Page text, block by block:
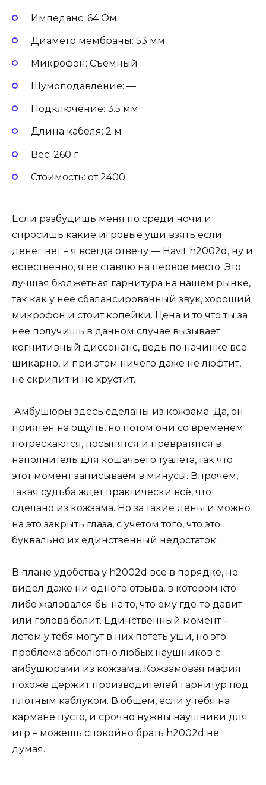
Импеданс: 64 Ом
Диаметр мембраны: 53 мм
Микрофон: Съемный
Шумоподавление: —
Подключение: 3.5 мм
Длина кабеля: 2 м
Вес: 260 г
Стоимость: от 2400
Если разбудишь меня по среди ночи и
спросишь какие игровые уши взять если
денег нет – я всегда отвечу — Havit h2002d, ну и
естественно, я ее ставлю на первое место. Это
лучшая бюджетная гарнитура на нашем рынке,
так как у нее сбалансированный звук, хороший
микрофон и стоит копейки. Цена и то что ты за
нее получишь в данном случае вызывает
когнитивный диссонанс, ведь по начинке все
шикарно, и при этом ничего даже не люфтит,
не скрипит и не хрустит.
Амбушюры здесь сделаны из кожзама. Да, он
приятен на ощупь, но потом они со временем
потрескаются, посыпятся и превратятся в
наполнитель для кошачьего туалета, так что
этот момент записываем в минусы. Впрочем,
такая судьба ждет практически всё, что
сделано из кожзама. Но за такие деньги можно
на это закрыть глаза, с учетом того, что это
буквально их единственный недостаток.
В плане удобства у h2002d все в порядке, не
видел даже ни одного отзыва, в котором кто-
либо жаловался бы на то, что ему где-то давит
или голова болит. Единственный момент –
летом у тебя могут в них потеть уши, но это
проблема абсолютно любых наушников с
амбушюрами из кожзама. Кожзамовая мафия
похоже держит производителей гарнитур под
плотным каблуком. В общем, если у тебя на
кармане пусто, и срочно нужны наушники для
игр – можешь спокойно брать h2002d не
думая.